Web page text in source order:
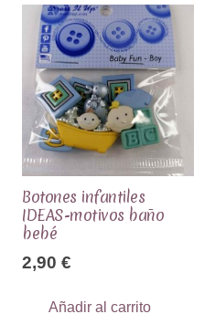
Botones infantiles
IDEAS-motivos baño
bebé
2,90 €
Añadir al carrito